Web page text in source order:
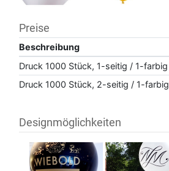
Preise
Beschreibung
Druck 1000 Stück, 1-seitig / 1-farbig
Druck 1000 Stück, 2-seitig / 1-farbig
Designmöglichkeiten